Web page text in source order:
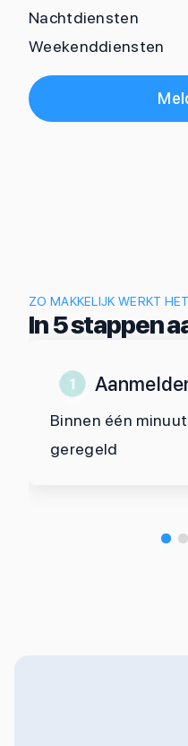
Nachtdiensten
Weekenddiensten
ZO MAKKELIJK WERKT HET
In 5 stappen
Binnen één
geregeld